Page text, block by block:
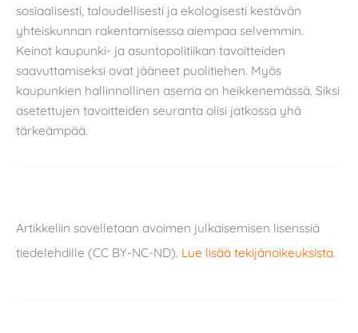
sosiaalisesti, taloudellisesti ja ekologisesti kestävän
yhteiskunnan rakentamisessa aiempaa selvemmin.
Keinot kaupunki- ja asuntopolitiikan tavoitteiden
saavuttamiseksi ovat jääneet puolitiehen. Myös
kaupunkien hallinnollinen asema on heikkenemässä. Siksi
asetettujen tavoitteiden seuranta olisi jatkossa yhä
tärkeämpää.
Artikkeliin sovelletaan avoimen julkaisemisen lisenssiä
tiedelehdille (CC BY-NC-ND). Lue lisää tekijänoikeuksista.